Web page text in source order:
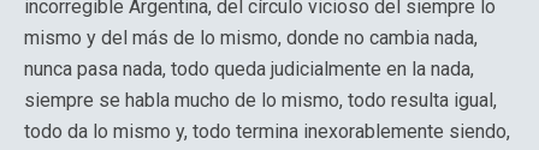
incorregible Argentina, del círculo vicioso del siempre lo
mismo y del más de lo mismo, donde no cambia nada,
nunca pasa nada, todo queda judicialmente en la nada,
siempre se habla mucho de lo mismo, todo resulta igual,
todo da lo mismo y, todo termina inexorablemente siendo,